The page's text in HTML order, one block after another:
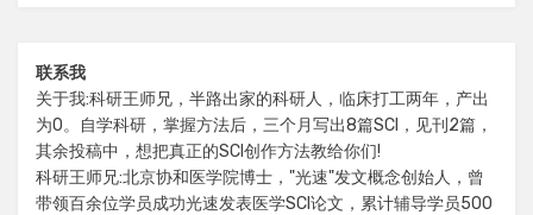
联系我
关于我:科研王师兄，半路出家的科研人，临床打工两年，产出
为0。自学科研，掌握方法后，三个月写出8篇SCI，见刊2篇，
其余投稿中，想把真正的SCI创作方法教给你们!
科研王师兄:北京协和医学院博士，"光速"发文概念创始人，曾
带领百余位学员成功光速发表医学SCI论文，累计辅导学员500